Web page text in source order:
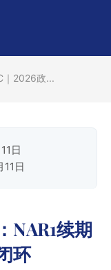
｜2026政...
日
日
NAR1续期
环